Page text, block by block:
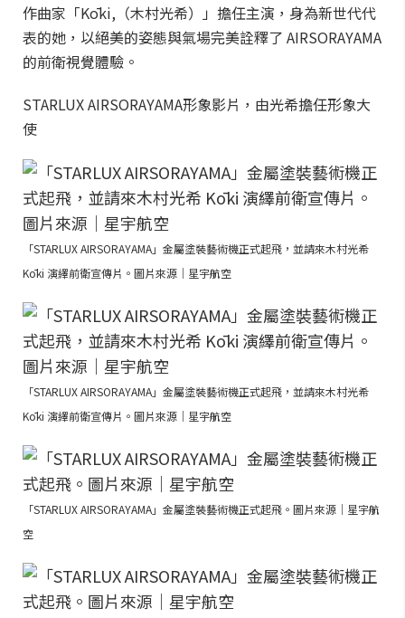
作曲家「Kōki,（木村光希）」擔任主演，身為新世代代
表的她，以絕美的姿態與氣場完美詮釋了 AIRSORAYAMA
的前衛視覺體驗。
STARLUX AIRSORAYAMA形象影片，由光希擔任形象大
使
「STARLUX AIRSORAYAMA」金屬塗裝藝術機正式起飛，並請來木村光希
Kōki 演繹前衛宣傳片。圖片來源｜星宇航空
「STARLUX AIRSORAYAMA」金屬塗裝藝術機正式起飛，並請來木村光希
Kōki 演繹前衛宣傳片。圖片來源｜星宇航空
「STARLUX AIRSORAYAMA」金屬塗裝藝術機正式起飛。圖片來源｜星宇航
空